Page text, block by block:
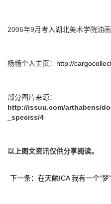
2006年9月考入湖北美术学院油
杨畅个人主页： http://
部分图片来源：
http://issuu.com/arthabens/
_speciss/4
以上图文资讯仅供分享阅读。
下一条：在天麟ICA 我有一个“梦”